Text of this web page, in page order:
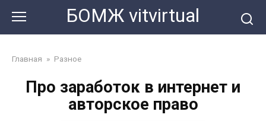
контенту
БОМЖ vitvirtual
Главная » Разное
Про заработок в интернет и
авторское право